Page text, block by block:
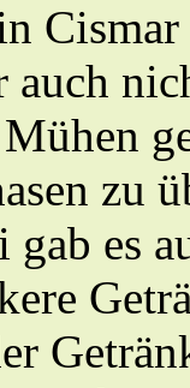
auch
zu
gab es